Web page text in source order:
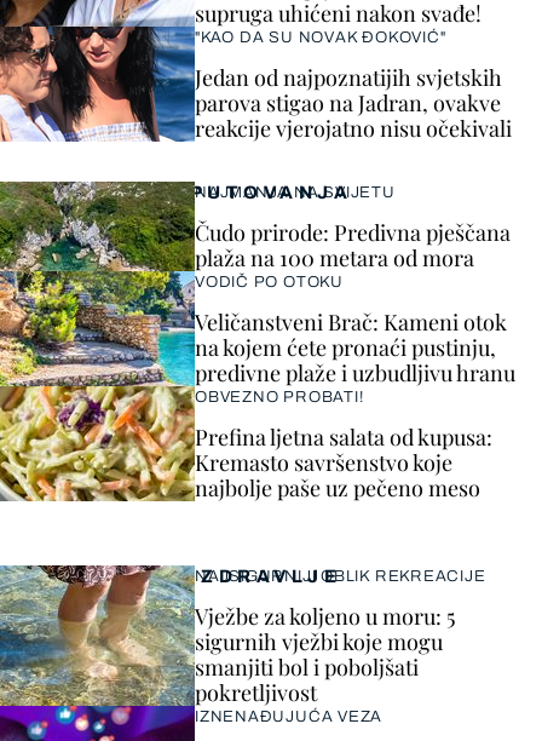
supruga uhićeni nakon svađe!
"KAO DA SU NOVAK ĐOKOVIĆ"
Jedan od najpoznatijih svjetskih
parova stigao na Jadran, ovakve
reakcije vjerojatno nisu očekivali
ZDRAVLJE
NAJSIGURNIJI OBLIK REKREACIJE
Vježbe za koljeno u moru: 5
sigurnih vježbi koje mogu
smanjiti bol i poboljšati
pokretljivost
IZNENAĐUJUĆA VEZA
PUTOVANJA
NAJMANJA NA SVIJETU
Čudo prirode: Predivna pješčana
plaža na 100 metara od mora
VODIČ PO OTOKU
Veličanstveni Brač: Kameni otok
na kojem ćete pronaći pustinju,
predivne plaže i uzbudljivu hranu
OBVEZNO PROBATI!
Prefina ljetna salata od kupusa:
Kremasto savršenstvo koje
najbolje paše uz pečeno meso